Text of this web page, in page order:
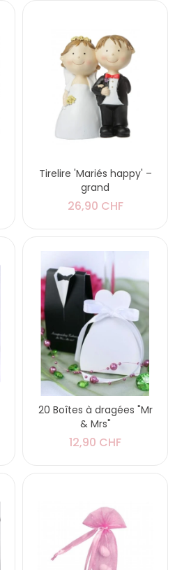
Tirelire 'Mariés happy' –
grand
26,90 CHF
20 Boîtes à dragées "Mr
& Mrs"
12,90 CHF